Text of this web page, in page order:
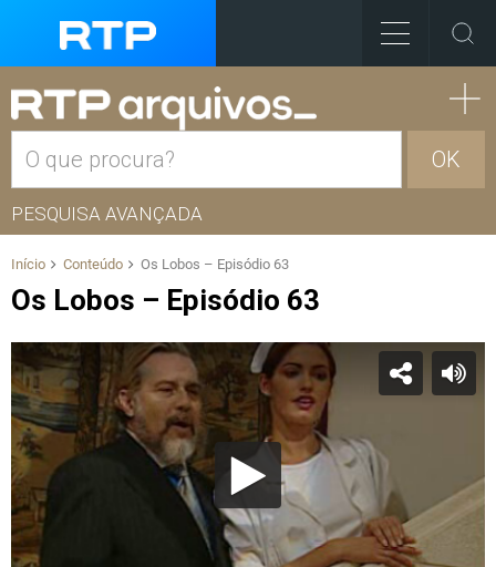
OK
PESQUISA AVANÇADA
Início Conteúdo Os Lobos – Episódio 63
Os Lobos – Episódio 63